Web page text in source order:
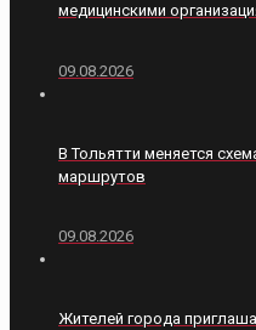
медицинскими
09.08.2026
В Тольятти меняется
маршрутов
09.08.2026
Жителей города